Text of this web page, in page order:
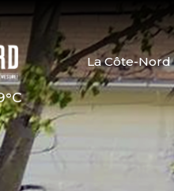
La Côte-Nord